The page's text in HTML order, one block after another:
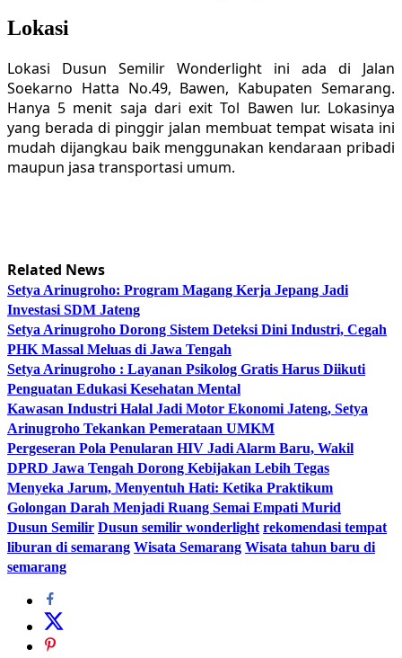
Lokasi
Lokasi Dusun Semilir Wonderlight ini ada di Jalan
Soekarno Hatta No.49, Bawen, Kabupaten Semarang.
Hanya 5 menit saja dari exit Tol Bawen lur. Lokasinya
yang berada di pinggir jalan membuat tempat wisata ini
mudah dijangkau baik menggunakan kendaraan pribadi
maupun jasa transportasi umum.
Related News
Setya Arinugroho: Program Magang Kerja Jepang Jadi
Investasi SDM Jateng
Setya Arinugroho Dorong Sistem Deteksi Dini Industri, Cegah
PHK Massal Meluas di Jawa Tengah
Setya Arinugroho : Layanan Psikolog Gratis Harus Diikuti
Penguatan Edukasi Kesehatan Mental
Kawasan Industri Halal Jadi Motor Ekonomi Jateng, Setya
Arinugroho Tekankan Pemerataan UMKM
Pergeseran Pola Penularan HIV Jadi Alarm Baru, Wakil
DPRD Jawa Tengah Dorong Kebijakan Lebih Tegas
Menyeka Jarum, Menyentuh Hati: Ketika Praktikum
Golongan Darah Menjadi Ruang Semai Empati Murid
Dusun Semilir Dusun semilir wonderlight rekomendasi tempat
liburan di semarang Wisata Semarang Wisata tahun baru di
semarang